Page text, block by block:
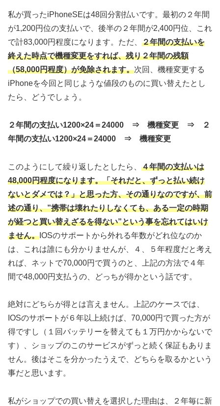
私が買ったiPhoneSEは48回分割払いです。最初の２年間
が1,200円位の支払いで、後半の２年間が2,400円位、これ
で計83,000円程度になります。ただ、 ２年間の支払いを
終えた時点で機種変更をすれば、残り２年間の残額
（58,000円程度）が免除されます。次回、機種変更する
iPhoneを今回と同じような値段のものに買い替えたとし
たら、どうでしょう。
２年間の支払い1200×24＝24000 ⇒ 機種変更 ⇒
２
年間の支払い1200×24＝24000 ⇒ 機種変更
このようにして繰り返したとしたら、 ４年間の支払いは
48,000円程度になります。「それだと、ずっと払い続け
ないとダメでは？」と思った方、その通りなのですが、前
述の通り、”携帯は壊れたりしなくても、ある一定の時期
が経つと買い替えざるを得ない”という事を忘れてはいけ
ません。 IOSのサポートから外れる年数がどれ位なのか
は、これは誰にも分かりませんが、４、５年程度だと考え
れば、ネットで70,000円で買うのと、上記の方法で４年
間で48,000円支払うの、どっちが得かという話です。
絶対にどちらが得とは言えません。上記のケースでは、
IOSのサポートが６年以上続けば、70,000円で買った方が
得ですし（１回バッテリーを替えても１万円かからないで
す）、ショップのこのサービスがずっと続く保証もありま
せん。後はそこを分かったうえで、どちらを取るかという
事だと思います。
私がショップでの買い替えを選択した理由は、２年毎に新